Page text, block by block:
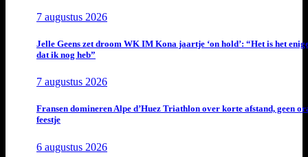
7 augustus 2026
Jelle Geens zet droom WK IM Kona jaartje ‘on hold’: “Het is het
dat ik nog heb”
7 augustus 2026
Fransen domineren Alpe d’Huez Triathlon over korte afstand, geen
feestje
6 augustus 2026